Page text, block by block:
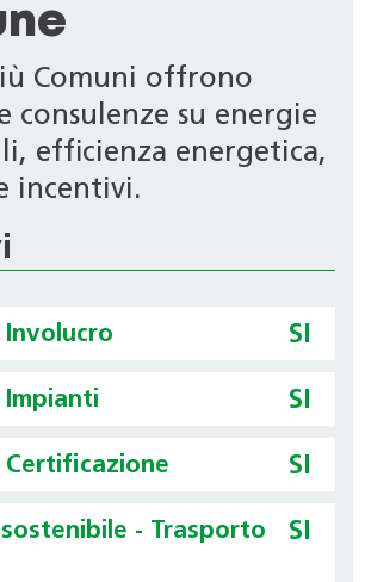
Comuni offrono
consulenze su energie
efficienza energetica,
incentivi.
Involucro SI
Impianti SI
Certificazione SI
- Trasporto
SI